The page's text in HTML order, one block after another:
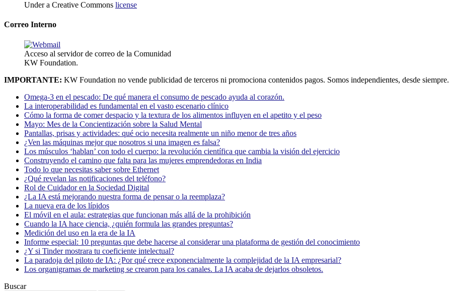
Under a Creative Commons license
Correo Interno
Acceso al servidor de correo de la Comunidad
KW Foundation.
IMPORTANTE: KW Foundation no vende publicidad de terceros ni promociona contenidos pagos. Somos independientes, desde siempre.
Omega-3 en el pescado: De qué manera el consumo de pescado ayuda al corazón.
La interoperabilidad es fundamental en el vasto escenario clínico
Cómo la forma de comer despacio y la textura de los alimentos influyen en el apetito y el peso
Mayo: Mes de la Concientización sobre la Salud Mental
Pantallas, prisas y actividades: qué ocio necesita realmente un niño menor de tres años
¿Ven las máquinas mejor que nosotros si una imagen es falsa?
Los músculos ‘hablan’ con todo el cuerpo: la revolución científica que cambia la visión del ejercicio
Construyendo el camino que falta para las mujeres emprendedoras en India
Todo lo que necesitas saber sobre Ethernet
¿Qué revelan las notificaciones del teléfono?
Rol de Cuidador en la Sociedad Digital
¿La IA está mejorando nuestra forma de pensar o la reemplaza?
La nueva era de los lípidos
El móvil en el aula: estrategias que funcionan más allá de la prohibición
Cuando la IA hace ciencia, ¿quién formula las grandes preguntas?
Medición del uso en la era de la IA
Informe especial: 10 preguntas que debe hacerse al considerar una plataforma de gestión del conocimiento
¿Y si Tinder mostrara tu coeficiente intelectual?
La paradoja del piloto de IA: ¿Por qué crece exponencialmente la complejidad de la IA empresarial?
Los organigramas de marketing se crearon para los canales. La IA acaba de dejarlos obsoletos.
Buscar